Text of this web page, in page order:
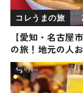
コレうまの旅
【愛知・名古屋
の旅！地元の人
当地名物グルメ3
月22日放送